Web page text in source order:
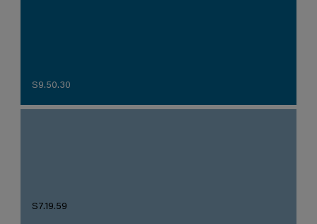
S9.50.30
S7.19.59